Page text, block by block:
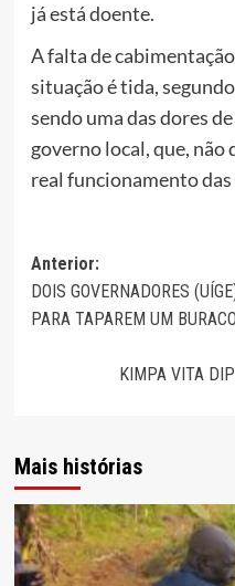
já está doente.
A falta de
situação é tida,
sendo uma das dores
governo local, que, não
real funcionamento das
Navegação
de
Anterior:
DOIS GOVERNADORES
PARA TAPAREM UM BURACO
KIMPA VITA
Mais histórias